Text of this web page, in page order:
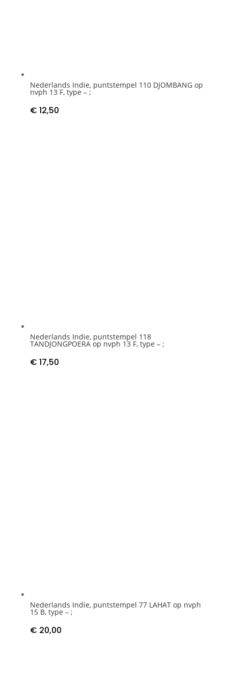
Nederlands Indie, puntstempel 110 DJOMBANG op
nvph 13 F, type – ;
€ 12,50
Nederlands Indie, puntstempel 118
TANDJONGPOERA op nvph 13 F, type – ;
€ 17,50
Nederlands Indie, puntstempel 77 LAHAT op nvph
15 B, type – ;
€ 20,00